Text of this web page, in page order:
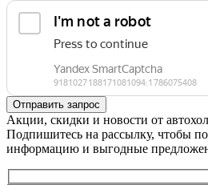
Акции, скидки и новости от
Подпишитесь на рассылку, чтобы
информацию и выгодные